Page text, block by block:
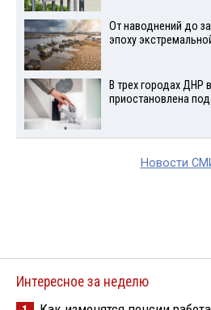
От наводнений до
эпоху
В трех городах ДНР
приостановлена
Новости
Интересное за неделю